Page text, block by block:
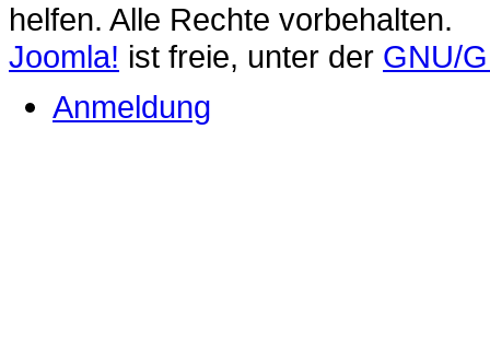
helfen. Alle Rechte vorbehalten.
Joomla! ist freie, unter der GNU/
Anmeldung